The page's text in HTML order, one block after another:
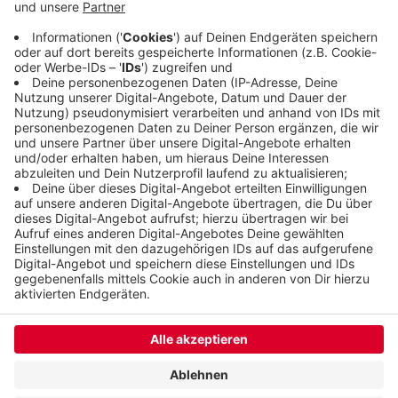
Homeoffice arbeiten zu können habe zu einer
hohen Belastung geführt. Extra-Schichten und
Überstunden seien keine Seltenheit gewesen.
Veröffentlicht: Dienstag, 14.07.2020 10:08
Anzeige
Anzeige